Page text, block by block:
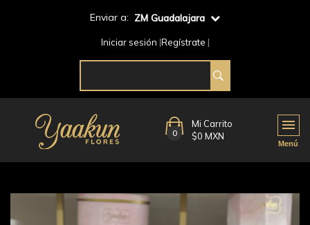
Enviar a: ZM Guadalajara
Iniciar sesión Regístrate
0
Mi Carrito
$0 MXN